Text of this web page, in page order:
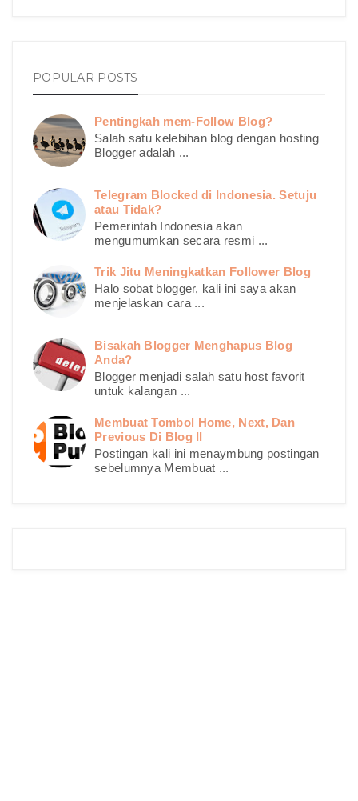
POPULAR POSTS
Pentingkah mem-Follow Blog?
Salah satu kelebihan blog dengan hosting
Blogger adalah ...
Telegram Blocked di Indonesia. Setuju
atau Tidak?
Pemerintah Indonesia akan
mengumumkan secara resmi ...
Trik Jitu Meningkatkan Follower Blog
Halo sobat blogger, kali ini saya akan
menjelaskan cara ...
Bisakah Blogger Menghapus Blog
Anda?
Blogger menjadi salah satu host favorit
untuk kalangan ...
Membuat Tombol Home, Next, Dan
Previous Di Blog II
Postingan kali ini menaymbung postingan
sebelumnya Membuat ...